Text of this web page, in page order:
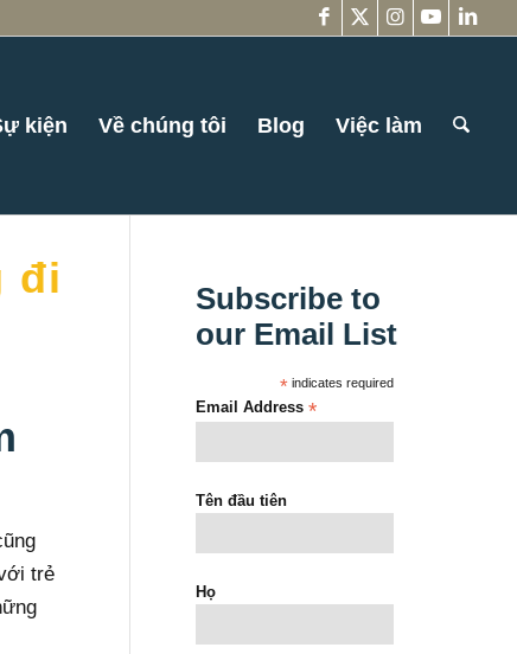
kiện Về chúng tôi Blog Việc làm
đi
trẻ
Subscribe to
our Email List
* indicates required
Email Address*
Tên đầu tiên
Họ